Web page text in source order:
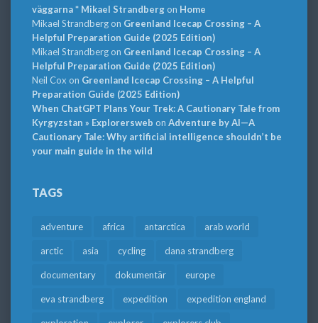
väggarna * Mikael Strandbergon Home
Mikael Strandbergon Greenland Icecap Crossing – A
Helpful Preparation Guide (2025 Edition)
Mikael Strandbergon Greenland Icecap Crossing – A
Helpful Preparation Guide (2025 Edition)
Neil Cox on Greenland Icecap Crossing – A Helpful
Preparation Guide (2025 Edition)
When ChatGPT Plans Your Trek: A Cautionary Tale from
Kyrgyzstan » Explorersweb on Adventure by AI—A
Cautionary Tale: Why artificial intelligence shouldn’t be
your main guide in the wild
TAGS
adventure africa antarctica arab world
arctic asia cycling dana strandberg
documentary dokumentär europe
eva strandberg expedition expedition england